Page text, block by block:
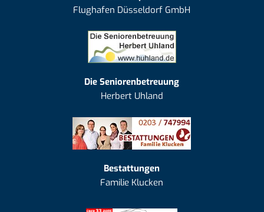
Flughafen Düsseldorf GmbH
Die Seniorenbetreuung
Herbert Uhland
Bestattungen
Familie Klucken